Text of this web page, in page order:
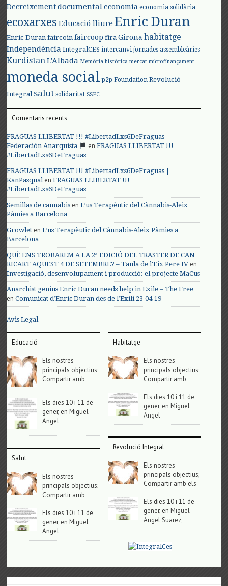
Decreixement documental economia economia solidària
ecoxarxes Educació lliure Enric Duran
Enric Duran faircoin faircoop fira Girona habitatge
Independència IntegralCES intercanvi jornades assembleàries
KurdistanL'Albada Memòria històrica mercat microfinançament
moneda social p2p Foundation Revolució
Integral salut solidaritat SSPC
Comentaris recents
FRAGUAS LLIBERTAT !!! #LibertadLxs6DeFraguas –
Federación Anarquista
enFRAGUAS LLIBERTAT !!!
#LibertadLxs6DeFraguas
FRAGUAS LLIBERTAT !!! #LibertadLxs6DeFraguas |
KanPasqualenFRAGUAS LLIBERTAT !!!
#LibertadLxs6DeFraguas
Semillas de cannabis enL’us Terapèutic del Cànnabis-Aleix
Pàmies a Barcelona
Growlet enL’us Terapèutic del Cànnabis-Aleix Pàmies a
Barcelona
QUÈ ENS TROBAREM A LA 2ª EDICIÓ DEL TRASTER DE CAN
RICART AQUEST 4 DE SETEMBRE? – Taula de l'Eix Pere IV en
Investigació, desenvolupament i producció: el projecte MaCus
Anarchist genius Enric Duran needs help in Exile – The Free
enComunicat d’Enric Duran des de l’Exili 23-04-19
Avis Legal
Educació
Els nostres
principals objectius;
Compartir amb
Els dies 10 i 11 de
gener, en Miguel
Angel
Salut
Els nostres
principals objectius;
Compartir amb
Els dies 10 i 11 de
gener, en Miguel
Angel
Habitatge
Els nostres
principals objectius;
Compartir amb
Els dies 10 i 11 de
gener, en Miguel
Angel
Revolució Integral
Els nostres
principals objectius;
Compartir amb els
Els dies 10 i 11 de
gener, en Miguel
Angel Suarez,